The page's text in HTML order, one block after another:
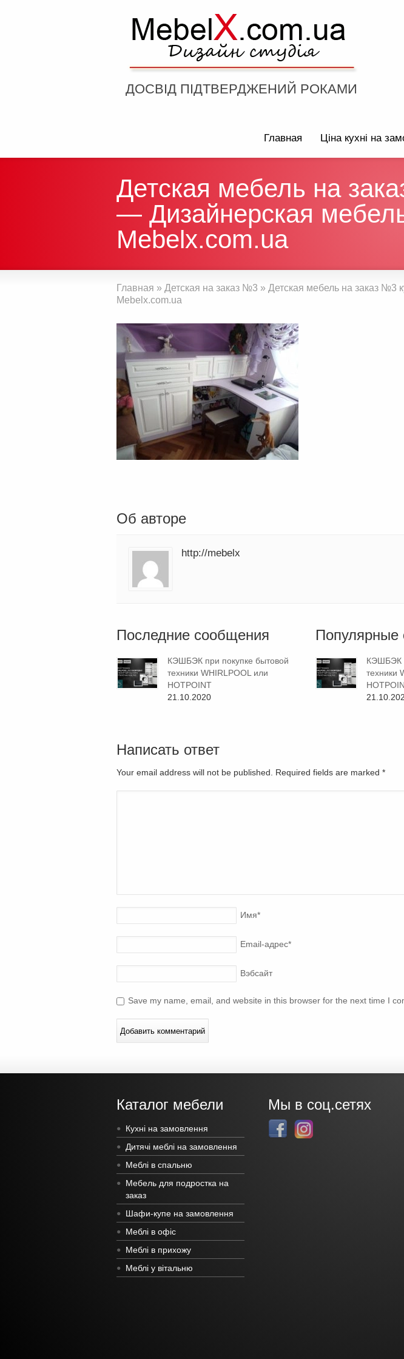
ДОСВІД ПІДТВЕРДЖЕНИЙ РОКАМИ
Главная Ціна кухні на
Детская мебель на
— Дизайнерская
Mebelx.com.ua
Главная » Детская на заказ №3 » Детская мебель на заказ №3
Mebelx.com.ua
Об авторе
http://mebelx
Последние сообщения
КЭШБЭК при покупке бытовой
техники WHIRLPOOL или
HOTPOINT
21.10.2020
Популярные
КЭШБЭК
техники
Написать ответ
Your email address will not be published. Required fields are marked *
Имя*
Email-адрес*
Вэбсайт
Save my name, email, and website in this browser for the next time I
Каталог мебели
Кухні на замовлення
Дитячі меблі на замовлення
Меблі в спальню
Мебель для подростка на
заказ
Шафи-купе на замовлення
Меблі в офіс
Меблі в прихожу
Меблі у вітальню
Мы в соц.сетях